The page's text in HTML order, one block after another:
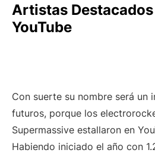
Artistas
YouTube
Con suerte su nombre será un
futuros, porque los
Supermassive estallaron en
Habiendo iniciado el año con